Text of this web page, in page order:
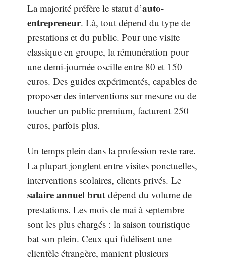
La majorité préfère le statut d’auto-
entrepreneur. Là, tout dépend du type de
prestations et du public. Pour une visite
classique en groupe, la rémunération pour
une demi-journée oscille entre 80 et 150
euros. Des guides expérimentés, capables de
proposer des interventions sur mesure ou de
toucher un public premium, facturent 250
euros, parfois plus.
Un temps plein dans la profession reste rare.
La plupart jonglent entre visites ponctuelles,
interventions scolaires, clients privés. Le
salaire annuel brut dépend du volume de
prestations. Les mois de mai à septembre
sont les plus chargés : la saison touristique
bat son plein. Ceux qui fidélisent une
clientèle étrangère, manient plusieurs